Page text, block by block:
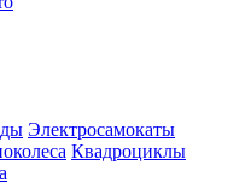
Электросамокаты
Квадроциклы